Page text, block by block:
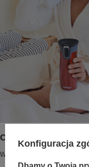
Contigo West Loop
West Loop to kubek, który
Konfiguracja